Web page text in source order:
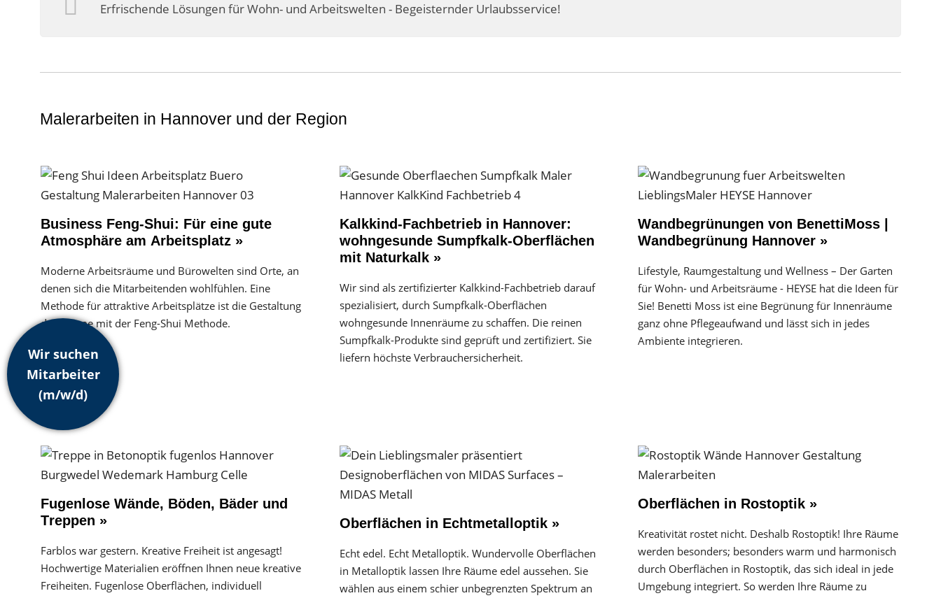
Erfrischende Lösungen für Wohn- und Arbeitswelten - Begeisternder Urlaubsservice!
Malerarbeiten in Hannover und der Region
Business Feng-Shui: Für eine gute
Atmosphäre am Arbeitsplatz »
Moderne Arbeitsräume und Bürowelten sind Orte, an
denen sich die Mitarbeitenden wohlfühlen. Eine
Methode für attraktive Arbeitsplätze ist die Gestaltung
der Räume mit der Feng-Shui Methode.
Kalkkind-Fachbetrieb in Hannover:
wohngesunde Sumpfkalk-Oberflächen
mit Naturkalk »
Wir sind als zertifizierter Kalkkind-Fachbetrieb darauf
spezialisiert, durch Sumpfkalk-Oberflächen
wohngesunde Innenräume zu schaffen. Die reinen
Sumpfkalk-Produkte sind geprüft und zertifiziert. Sie
liefern höchste Verbrauchersicherheit.
Wandbegrünungen von BenettiMoss |
Wandbegrünung Hannover »
Lifestyle, Raumgestaltung und Wellness – Der Garten
für Wohn- und Arbeitsräume - HEYSE hat die Ideen für
Sie! Benetti Moss ist eine Begrünung für Innenräume
ganz ohne Pflegeaufwand und lässt sich in jedes
Ambiente integrieren.
Fugenlose Wände, Böden, Bäder und
Treppen »
Farblos war gestern. Kreative Freiheit ist angesagt!
Hochwertige Materialien eröffnen Ihnen neue kreative
Freiheiten. Fugenlose Oberflächen, individuell
Oberflächen in Echtmetalloptik »
Echt edel. Echt Metalloptik. Wundervolle Oberflächen
in Metalloptik lassen Ihre Räume edel aussehen. Sie
wählen aus einem schier unbegrenzten Spektrum an
Oberflächen in Rostoptik »
Kreativität rostet nicht. Deshalb Rostoptik! Ihre Räume
werden besonders; besonders warm und harmonisch
durch Oberflächen in Rostoptik, das sich ideal in jede
Umgebung integriert. So werden Ihre Räume zu
Wir suchen
Mitarbeiter
(m/w/d)